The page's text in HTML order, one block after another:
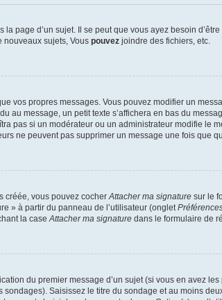
page d’un sujet. Il se peut que vous ayez besoin
nouveaux sujets, Vous pouvez joindre des fichiers, etc.
vos propres messages. Vous pouvez modifier un
au message, un petit texte s’affichera en bas du
pas si un modérateur ou un administrateur modifie le
ne peuvent pas supprimer un message une fois que
créée, vous pouvez cocherAttacher ma signature sur le
» à partir du panneau de l’utilisateur (onglet
la caseAttacher ma signature dans le formulaire de
du premier message d’un sujet (si vous en avez
Saisissez le titre du sondage et au moins